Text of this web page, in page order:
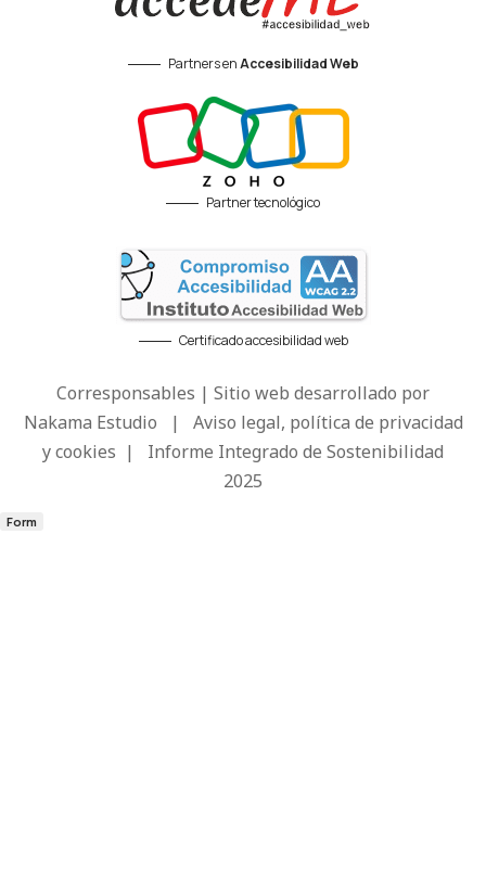
Partners enAccesibilidad Web
Partner tecnológico
Certificado accesibilidad web
Corresponsables | Sitio web desarrollado por
Nakama Estudio | Aviso legal, política de privacidad
y cookies | Informe Integrado de Sostenibilidad
2025
Form